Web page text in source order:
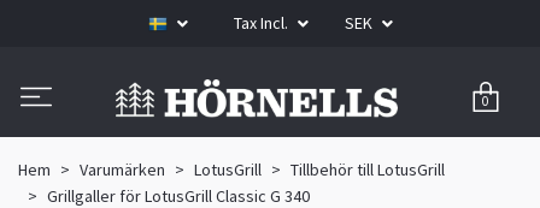
Tax Incl. SEK
0
Hem Varumärken LotusGrill
Tillbehör till LotusGrill
Grillgaller för LotusGrill Classic G 340